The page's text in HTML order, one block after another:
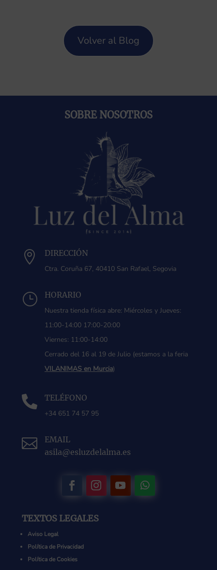
Volver al Blog
SOBRE NOSOTROS
 DIRECCIÓN
Ctra. Coruña 67, 40410 San Rafael, Segovia
} HORARIO
Nuestra tienda física abre: Miércoles y Jueves:
11:00-14:00 17:00-20:00
Viernes: 11:00-14:00
Cerrado del 16 al 19 de Julio (estamos a la feria
VILANIMAS en Murcia)
 TELÉFONO
+34 651 74 57 95

EMAIL
asila@esluzdelalma.es
TEXTOS LEGALES
Aviso Legal
Política de Privacidad
Política de Cookies